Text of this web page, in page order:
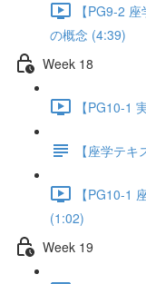
【PG9-2
の概念 (4:39)
Week 18
【PG10-1
【座学テキ
【PG10-1
(1:02)
Week 19